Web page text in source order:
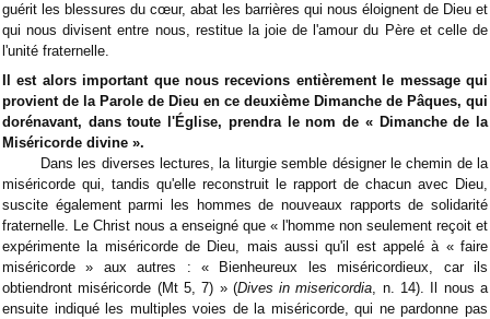
guérit les blessures du cœur, abat les barrières qui nous éloignent de Dieu et
qui nous divisent entre nous, restitue la joie de l'amour du Père et celle de
l'unité fraternelle.
Il est alors important que nous recevions entièrement le message qui
provient de la Parole de Dieu en ce deuxième Dimanche de Pâques, qui
dorénavant, dans toute l'Église, prendra le nom de « Dimanche de la
Miséricorde divine ».
Dans les diverses lectures, la liturgie semble désigner le chemin de la
miséricorde qui, tandis qu'elle reconstruit le rapport de chacun avec Dieu,
suscite également parmi les hommes de nouveaux rapports de solidarité
fraternelle. Le Christ nous a enseigné que « l'homme non seulement reçoit et
expérimente la miséricorde de Dieu, mais aussi qu'il est appelé à « faire
miséricorde » aux autres : « Bienheureux les miséricordieux, car ils
obtiendront miséricorde (Mt 5, 7) » (Dives in misericordia, n. 14). Il nous a
ensuite indiqué les multiples voies de la miséricorde, qui ne pardonne pas